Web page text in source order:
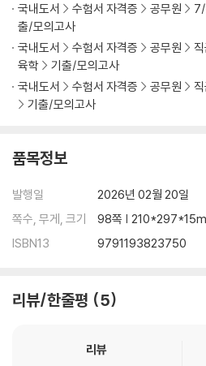
국내도서 수험서 자격증 공무원
출/모의고사
국내도서
수험서 자격증 공무원
육학
기출/모의고사
국내도서
수험서 자격증 공무원
기출/모의고사
품목정보
발행일
2026년 02월 20일
쪽수, 무게, 크기
98쪽 |
ISBN13
9791193823750
리뷰/한줄평 5
리뷰